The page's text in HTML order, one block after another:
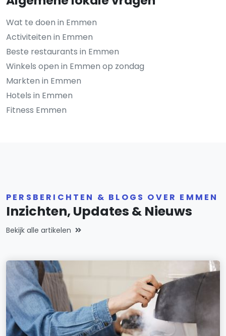
Wat te doen in Emmen
Activiteiten in Emmen
Beste restaurants in Emmen
Winkels open in Emmen op zondag
Markten in Emmen
Hotels in Emmen
Fitness Emmen
PERSBERICHTEN & BLOGS OVER EMMEN
Inzichten, Updates & Nieuws
Bekijk alle artikelen